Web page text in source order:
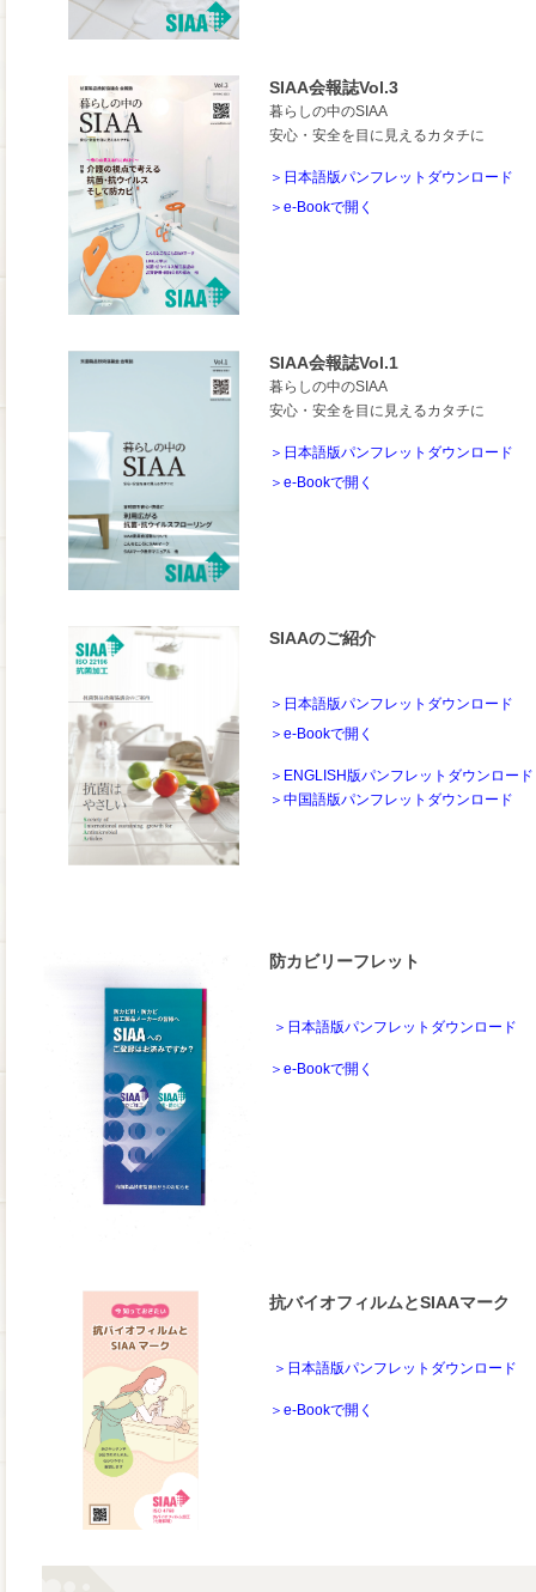
SIAA会報誌Vol.3
暮らしの中のSIAA
安心・安全を目に見えるカタチに
＞日本語版パンフレットダウンロード
＞e-Bookで開く
SIAA会報誌Vol.1
暮らしの中のSIAA
安心・安全を目に見えるカタチに
＞日本語版パンフレットダウンロード
＞e-Bookで開く
SIAAのご紹介
＞日本語版パンフレットダウンロード
＞e-Bookで開く
＞ENGLISH版パンフレットダウンロード
＞中国語版パンフレットダウンロード
防カビリーフレット
＞日本語版パンフレットダウンロード
＞e-Bookで開く
抗バイオフィルムとSIAAマーク
＞日本語版パンフレットダウンロード
＞ e-Bookで開く